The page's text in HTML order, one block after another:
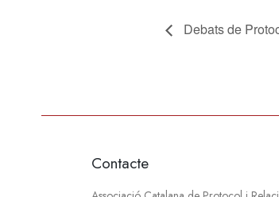
Debats de
Contacte